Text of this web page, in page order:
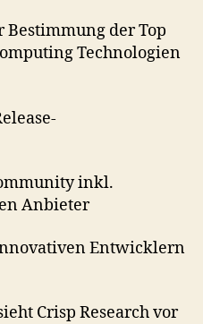
der Top
Technologien
inkl.
Anbieter
Entwicklern
Crisp Research vor